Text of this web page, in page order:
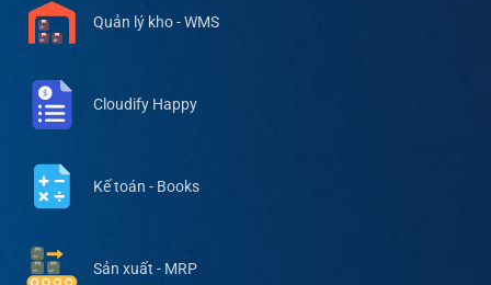
Quản lý kho - WMS
Cloudify Happy
Kế toán - Books
Sản xuất - MRP